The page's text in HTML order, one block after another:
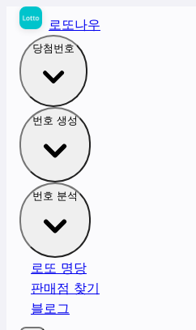
로또나우
당첨번호
번호 생성
번호 분석
로또 명당
판매점 찾기
블로그